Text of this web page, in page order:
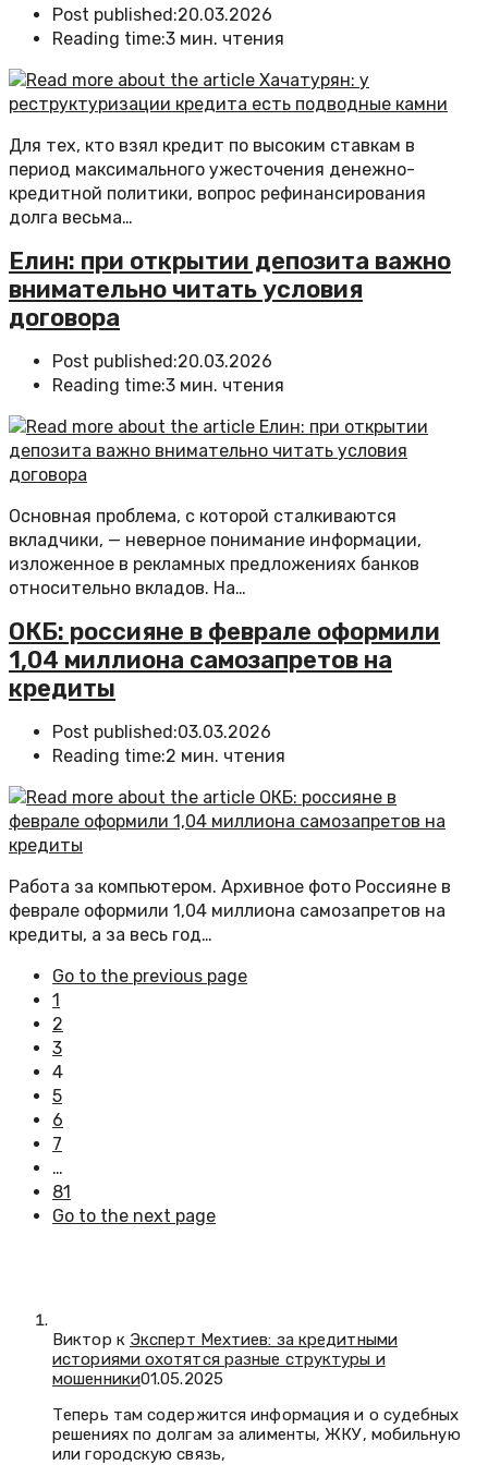
Post published:20.03.2026
Reading time:3 мин. чтения
Для тех, кто взял кредит по высоким ставкам в
период максимального ужесточения денежно-
кредитной политики, вопрос рефинансирования
долга весьма…
Елин: при открытии депозита важно
внимательно читать условия
договора
Post published:20.03.2026
Reading time:3 мин. чтения
Основная проблема, с которой сталкиваются
вкладчики, — неверное понимание информации,
изложенное в рекламных предложениях банков
относительно вкладов. На…
ОКБ: россияне в феврале оформили
1,04 миллиона самозапретов на
кредиты
Post published:03.03.2026
Reading time:2 мин. чтения
Работа за компьютером. Архивное фото Россияне в
феврале оформили 1,04 миллиона самозапретов на
кредиты, а за весь год…
Go to the previous page
1
2
3
4
5
6
7
…
81
Go to the next page
Виктор к Эксперт Мехтиев: за кредитными
историями охотятся разные структуры и
мошенники01.05.2025
Теперь там содержится информация и о судебных
решениях по долгам за алименты, ЖКУ, мобильную
или городскую связь,